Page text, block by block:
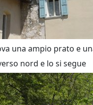
una ampio prato e
nord e lo si segue